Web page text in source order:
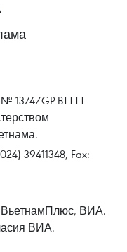
GP-BTTTT
39411348, Fax:
ВьетнамПлюс, ВИА.
ВИА.